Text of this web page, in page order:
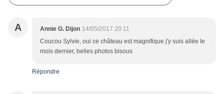
A Annie G. Dijon 14/05/2017 20:11
Coucou Sylvie, oui ce château est magnifique j'y suis allée le
mois dernier, belles photos bisous
Répondre